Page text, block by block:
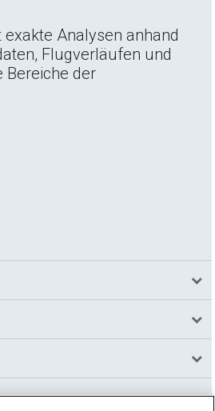
Analysen anhand
Flugverläufen und
Bereiche der